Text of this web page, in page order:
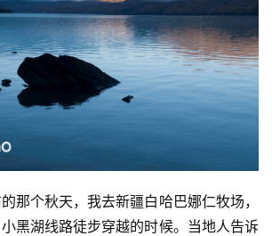
那个秋天，我去新疆白哈巴娜仁牧场，
黑湖线路徒步穿越的时候。当地人告诉